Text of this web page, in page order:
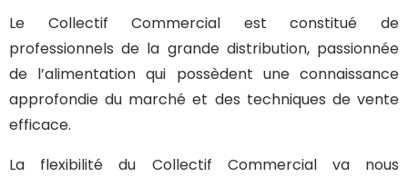
Le Collectif Commercial est constitué de
professionnels de la grande distribution, passionnée
de l’alimentation qui possèdent une connaissance
approfondie du marché et des techniques de vente
efficace.
La flexibilité du Collectif Commercial va nous